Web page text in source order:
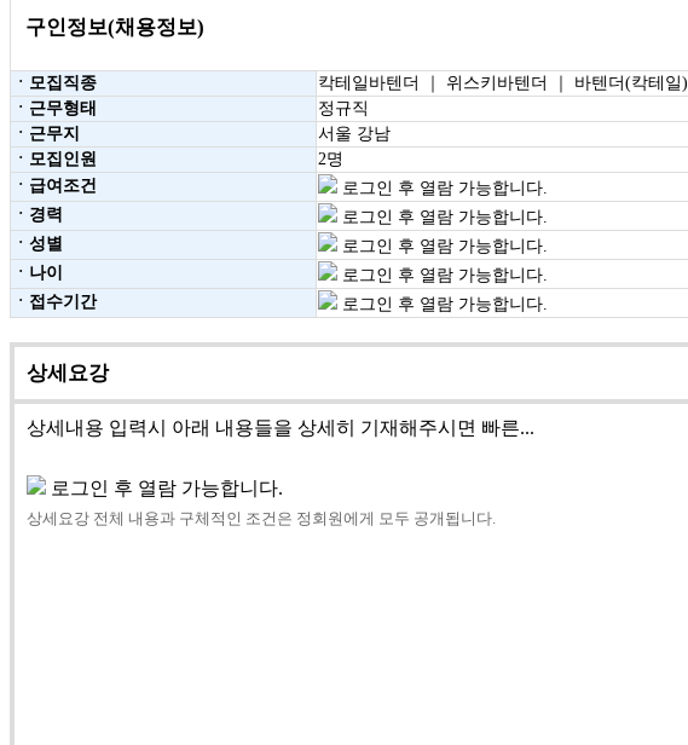
구인정보(채용정보)
ㆍ모집직종
칵테일바텐더 ｜ 위스키바텐더 ｜ 바텐더(칵테일)
ㆍ근무형태
정규직
ㆍ근무지
서울 강남
ㆍ모집인원
2명
ㆍ급여조건
로그인 후 열람 가능합니다.
ㆍ경력
로그인 후 열람 가능합니다.
ㆍ성별
로그인 후 열람 가능합니다.
ㆍ나이
로그인 후 열람 가능합니다.
ㆍ접수기간
로그인 후 열람 가능합니다.
상세요강
상세내용 입력시 아래 내용들을 상세히 기재해주시면 빠른...
로그인 후 열람 가능합니다.
상세요강 전체 내용과 구체적인 조건은 정회원에게 모두 공개됩니다.